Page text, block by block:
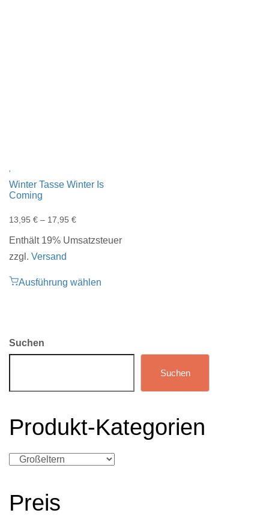
Winter Tasse Winter Is
Coming
13,95 € – 17,95 €
Enthält 19% Umsatzsteuer
zzgl. Versand
Ausführung wählen
Suchen
Suchen
Produkt-Kategorien
Preis